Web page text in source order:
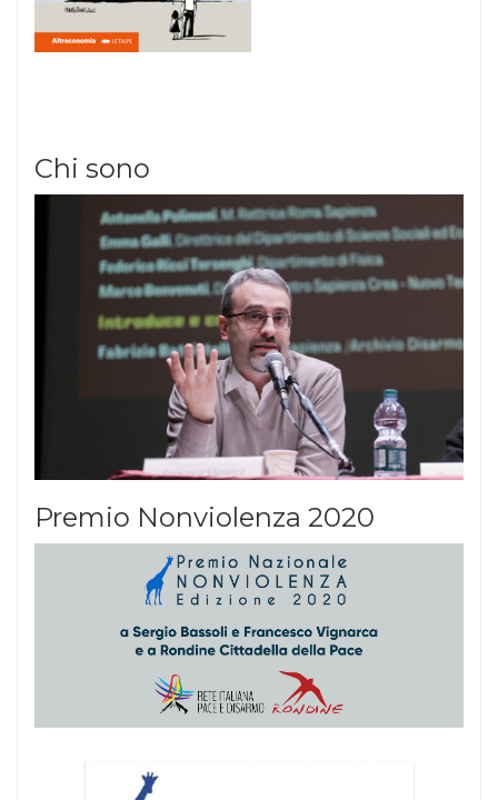
Chi sono
Premio Nonviolenza 2020